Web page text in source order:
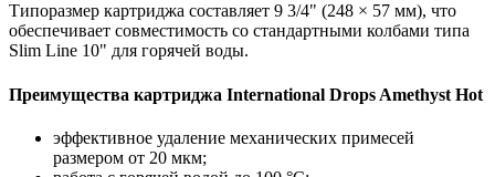
Типоразмер картриджа составляет 9 3/4" (248 × 57 мм), что
обеспечивает совместимость со стандартными колбами типа
Slim Line 10" для горячей воды.
Преимущества картриджа International Drops Amethyst Hot
эффективное удаление механических примесей
размером от 20 мкм;